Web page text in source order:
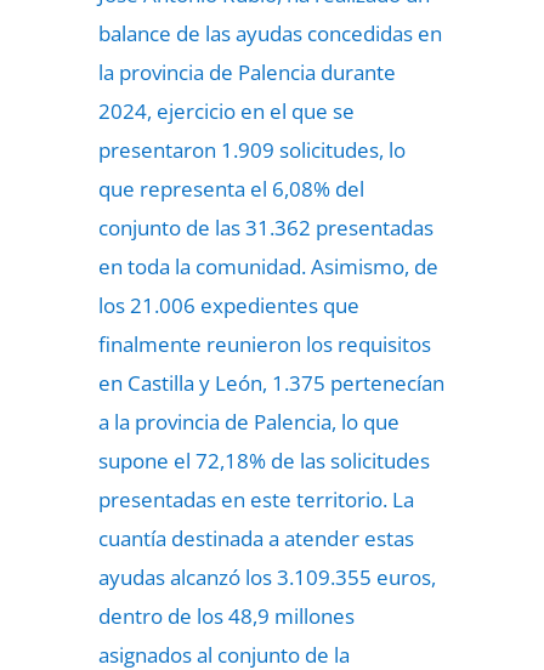
balance de las ayudas concedidas en
la provincia de Palencia durante
2024, ejercicio en el que se
presentaron 1.909 solicitudes, lo
que representa el 6,08% del
conjunto de las 31.362 presentadas
en toda la comunidad. Asimismo, de
los 21.006 expedientes que
finalmente reunieron los requisitos
en Castilla y León, 1.375 pertenecían
a la provincia de Palencia, lo que
supone el 72,18% de las solicitudes
presentadas en este territorio. La
cuantía destinada a atender estas
ayudas alcanzó los 3.109.355 euros,
dentro de los 48,9 millones
asignados al conjunto de la